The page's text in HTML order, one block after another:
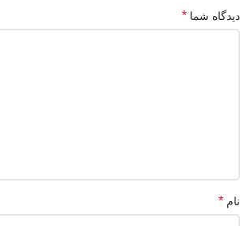
دیدگاه شما *
نام *